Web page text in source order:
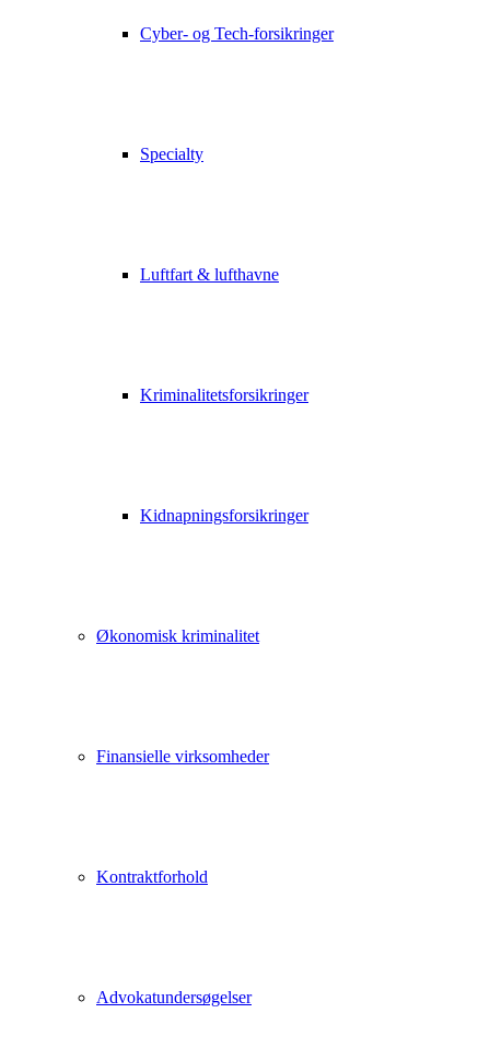
Cyber- og Tech-forsikringer
Specialty
Luftfart & lufthavne
Kriminalitetsforsikringer
Kidnapningsforsikringer
Økonomisk kriminalitet
Finansielle virksomheder
Kontraktforhold
Advokatundersøgelser